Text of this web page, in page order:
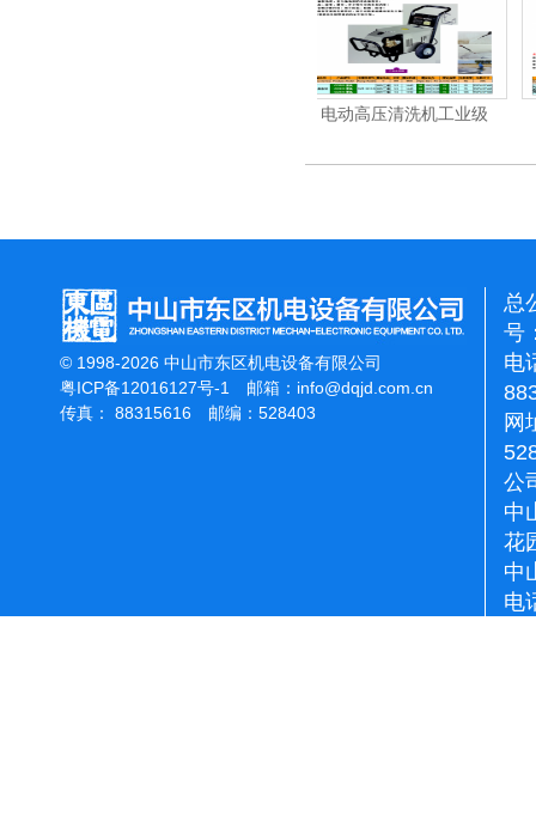
汽油/柴油高压清洗机
© 1998-2026 中山市东区机电设备有限公司
粤ICP备12016127号-1
邮箱： info@dqjd.com.cn
传真： 88315616 邮编：528403
总
号
电
网
公
中
花
中
电